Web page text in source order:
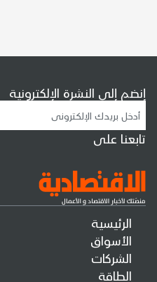
الرئيسية
الأسواق
الشركات
الطاقة
إنضم إلى النشرة الإلكترونية
تابعنا على